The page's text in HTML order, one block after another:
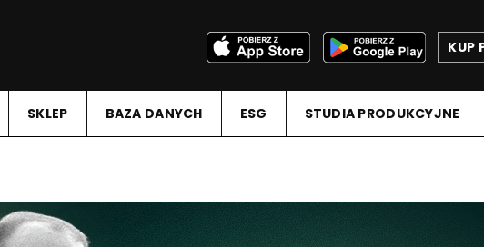
KUP
SKLEP BAZA DANYCH ESG STUDIA PRODUKCYJNE